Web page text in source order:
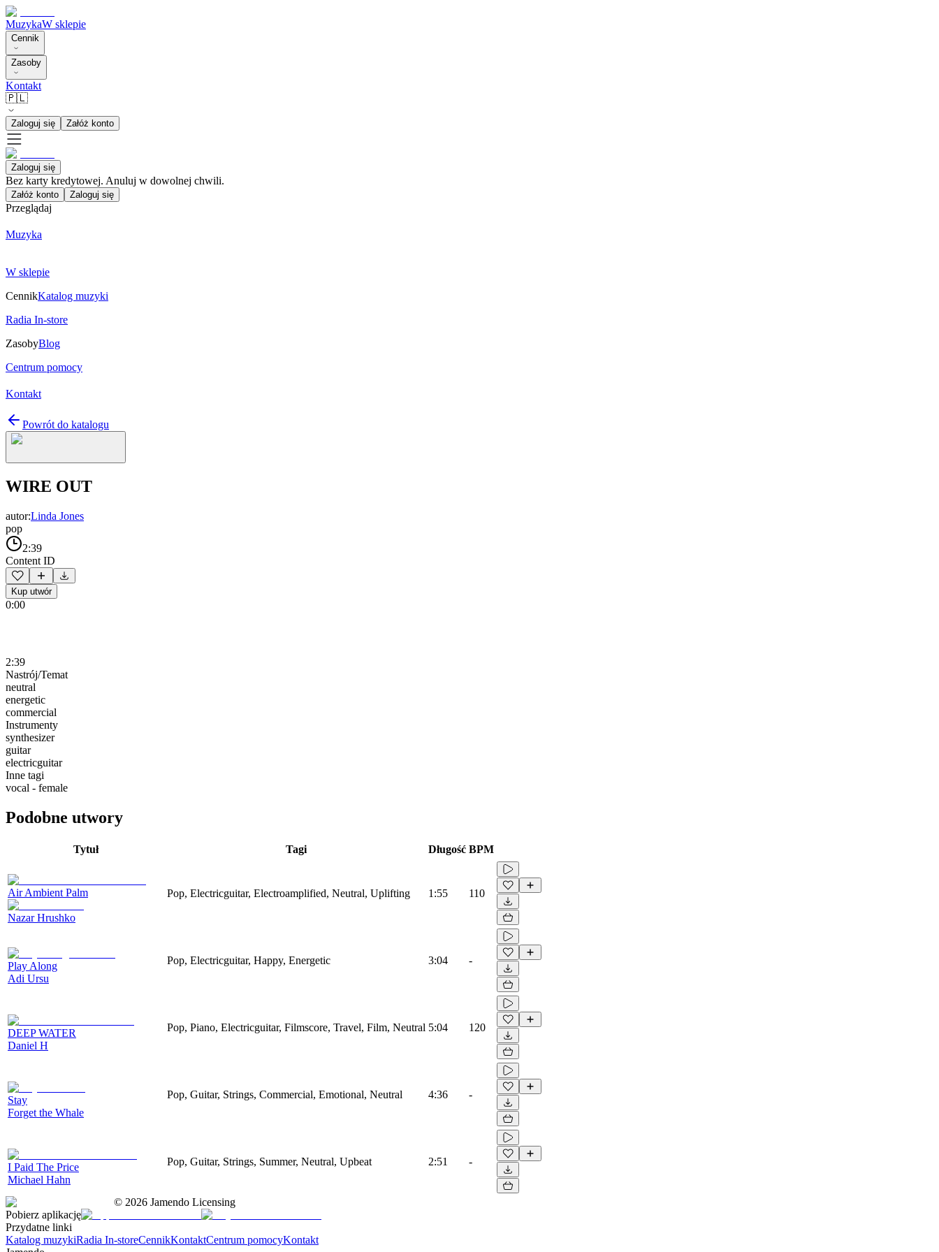
MuzykaW sklepie
Cennik
Zasoby
Kontakt
🇵🇱
Zaloguj się Załóż konto
Zaloguj się
Bez karty kredytowej. Anuluj w dowolnej chwili.
Załóż konto Zaloguj się
Przeglądaj
Muzyka
W sklepie
CennikKatalog muzyki
Radia In-store
ZasobyBlog
Centrum pomocy
Kontakt
Powrót do katalogu
WIRE OUT
autor:Linda Jones
pop
2:39
Content ID
Kup utwór
0:00
2:39
Nastrój/Temat
neutral
energetic
commercial
Instrumenty
synthesizer
guitar
electricguitar
Inne tagi
vocal - female
Podobne utwory
Tytuł Tagi Długość BPM
Air Ambient Palm
Nazar Hrushko
Pop, Electricguitar, Electroamplified, Neutral, Uplifting 1:55 110
Play Along
Adi Ursu
Pop, Electricguitar, Happy, Energetic 3:04 -
DEEP WATER
Daniel H
Pop, Piano, Electricguitar, Filmscore, Travel, Film, Neutral 5:04 120
Stay
Forget the Whale
Pop, Guitar, Strings, Commercial, Emotional, Neutral 4:36 -
I Paid The Price
Michael Hahn
Pop, Guitar, Strings, Summer, Neutral, Upbeat 2:51 -
© 2026 Jamendo Licensing
Pobierz aplikację
Przydatne linki
Katalog muzykiRadia In-storeCennikKontaktCentrum pomocyKontakt